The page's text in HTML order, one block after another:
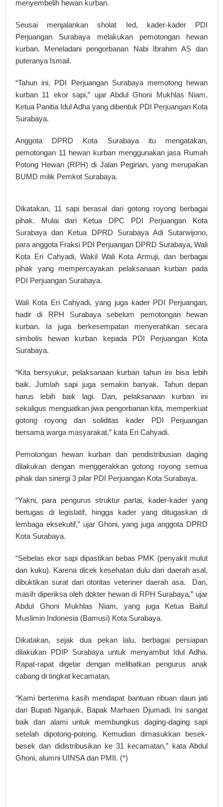
menyembelih hewan kurban.
Seusai menjalankan sholat Ied, kader-kader PDI
Perjuangan Surabaya melakukan pemotongan hewan
kurban. Meneladani pengorbanan Nabi Ibrahim AS dan
puteranya Ismail.
“Tahun ini, PDI Perjuangan Surabaya memotong hewan
kurban 11 ekor sapi,” ujar Abdul Ghoni Mukhlas Niam,
Ketua Panitia Idul Adha yang dibentuk PDI Perjuangan Kota
Surabaya.
Anggota DPRD Kota Surabaya itu mengatakan,
pemotongan 11 hewan kurban menggunakan jasa Rumah
Potong Hewan (RPH) di Jalan Pegirian, yang merupakan
BUMD milik Pemkot Surabaya.
Dikatakan, 11 sapi berasal dari gotong royong berbagai
pihak. Mulai dari Ketua DPC PDI Perjuangan Kota
Surabaya dan Ketua DPRD Surabaya Adi Sutarwijono,
para anggota Fraksi PDI Perjuangan DPRD Surabaya, Wali
Kota Eri Cahyadi, Wakil Wali Kota Armuji, dan berbagai
pihak yang mempercayakan pelaksanaan kurban pada
PDI Perjuangan Surabaya.
Wali Kota Eri Cahyadi, yang juga kader PDI Perjuangan,
hadir di RPH Surabaya sebelum pemotongan hewan
kurban. Ia juga berkesempatan menyerahkan secara
simbolis hewan kurban kepada PDI Perjuangan Kota
Surabaya.
“Kita bersyukur, pelaksanaan kurban tahun ini bisa lebih
baik. Jumlah sapi juga semakin banyak. Tahun depan
harus lebih baik lagi. Dan, pelaksanaan kurban ini
sekaligus menguatkan jiwa pengorbanan kita, memperkuat
gotong royong dan soliditas kader PDI Perjuangan
bersama warga masyarakat,” kata Eri Cahyadi.
Pemotongan hewan kurban dan pendistribusian daging
dilakukan dengan menggerakkan gotong royong semua
pihak dan sinergi 3 pilar PDI Perjuangan Kota Surabaya.
“Yakni, para pengurus struktur partai, kader-kader yang
bertugas di legislatif, hingga kader yang ditugaskan di
lembaga eksekutif,” ujar Ghoni, yang juga anggota DPRD
Kota Surabaya.
“Sebelas ekor sapi dipastikan bebas PMK (penyakit mulut
dan kuku). Karena dicek kesehatan dulu dari daerah asal,
dibuktikan surat dari otoritas veteriner daerah asa. Dan,
masih diperiksa oleh dokter hewan di RPH Surabaya,” ujar
Abdul Ghoni Mukhlas Niam, yang juga Ketua Baitul
Muslimin Indonesia (Bamusi) Kota Surabaya.
Dikatakan, sejak dua pekan lalu, berbagai persiapan
dilakukan PDIP Surabaya untuk menyambut Idul Adha.
Rapat-rapat digelar dengan melibatkan pengurus anak
cabang di tingkat kecamatan.
“Kami berterima kasih mendapat bantuan ribuan daun jati
dari Bupati Nganjuk, Bapak Marhaen Djumadi. Ini sangat
baik dan alami untuk membungkus daging-daging sapi
setelah dipotong-potong. Kemudian dimasukkan besek-
besek dan didistribusikan ke 31 kecamatan,” kata Abdul
Ghoni, alumni UINSA dan PMII. (*)